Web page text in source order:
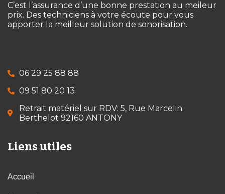
C’est l’assurance d’une bonne prestation au meileur
prix. Des techniciens à votre écoute pour vous
apporter la meilleur solution de sonorisation.
06 29 25 88 88
09 51 80 20 13
Retrait matériel sur RDV: 5, Rue Marcelin
Berthelot 92160 ANTONY
Liens utiles
Accueil